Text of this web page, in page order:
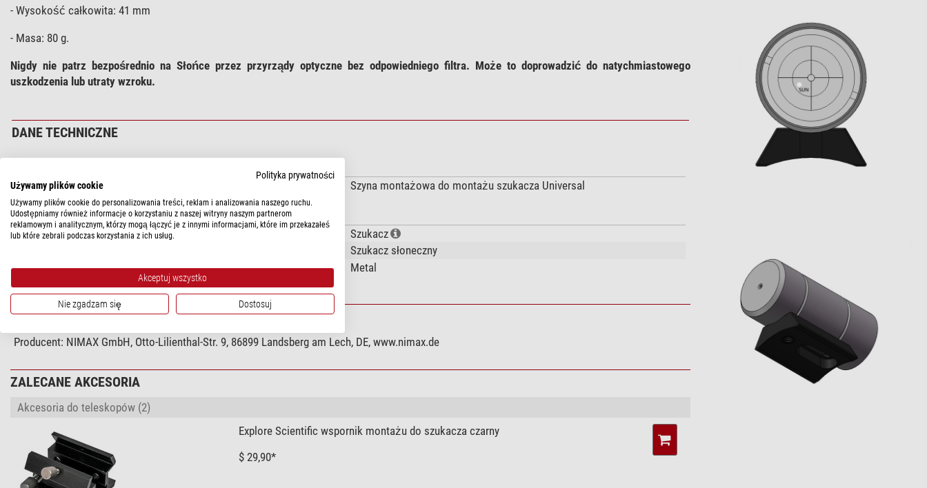
- Wysokość całkowita: 41 mm
- Masa: 80 g.
Nigdy nie patrz bezpośrednio na Słońce przez przyrządy optyczne bez odpowiedniego filtra. Może to doprowadzić do natychmiastowego
uszkodzenia lub utraty wzroku.
DANE TECHNICZNE
Podłączenie
Szyna montażowa do montażu szukacza Universal
Ogólnie
Typ
Szukacz
Szukacz słoneczny
Materiał
Metal
BEZPIECZEŃSTWO PRODUKTÓW
Producent: NIMAX GmbH, Otto-Lilienthal-Str. 9, 86899 Landsberg am Lech, DE, www.nimax.de
ZALECANE AKCESORIA
Akcesoria do teleskopów (2)
Explore Scientific wspornik montażu do szukacza czarny
$ 29,90*
Polityka prywatności
Używamy plików cookie
Używamy plików cookie do personalizowania treści, reklam i analizowania naszego ruchu.
Udostępniamy również informacje o korzystaniu z naszej witryny naszym partnerom
reklamowym i analitycznym, którzy mogą łączyć je z innymi informacjami, które im przekazałeś
lub które zebrali podczas korzystania z ich usług.
Akceptuj wszystko
Nie zgadzam się Dostosuj